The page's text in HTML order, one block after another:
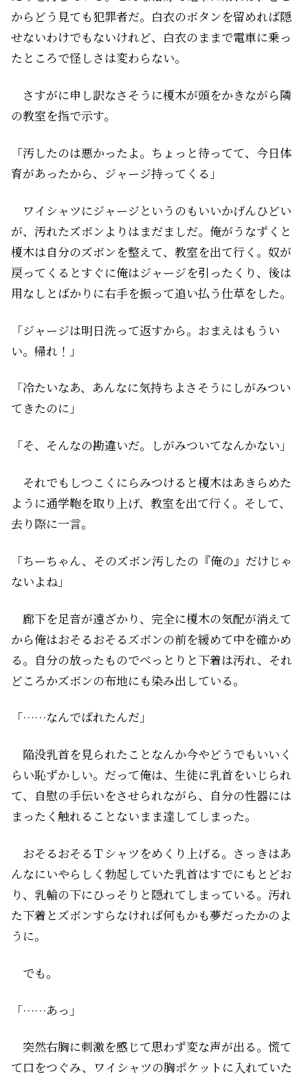
からどう見ても犯罪者だ。白衣のボタンを留めれば隠
せないわけでもないけれど、白衣のままで電車に乗っ
たところで怪しさは変わらない。
さすがに申し訳なさそうに榎木が頭をかきながら隣
の教室を指で示す。
「汚したのは悪かったよ。ちょっと待ってて、今日体
育があったから、ジャージ持ってくる」
ワイシャツにジャージというのもいいかげんひどい
が、汚れたズボンよりはまだましだ。俺がうなずくと
榎木は自分のズボンを整えて、教室を出て行く。奴が
戻ってくるとすぐに俺はジャージを引ったくり、後は
用なしとばかりに右手を振って追い払う仕草をした。
「ジャージは明日洗って返すから。おまえはもうい
い。帰れ！」
「冷たいなあ、あんなに気持ちよさそうにしがみつい
てきたのに」
「そ、そんなの勘違いだ。しがみついてなんかない」
それでもしつこくにらみつけると榎木はあきらめた
ように通学鞄を取り上げ、教室を出て行く。そして、
去り際に一言。
「ちーちゃん、そのズボン汚したの『俺の』だけじゃ
ないよね」
廊下を足音が遠ざかり、完全に榎木の気配が消えて
から俺はおそるおそるズボンの前を緩めて中を確かめ
る。自分の放ったものでべっとりと下着は汚れ、それ
どころかズボンの布地にも染み出している。
「……なんでばれたんだ」
陥没乳首を見られたことなんか今やどうでもいいく
らい恥ずかしい。だって俺は、生徒に乳首をいじられ
て、自慰の手伝いをさせられながら、自分の性器には
まったく触れることないまま達してしまった。
おそるおそるＴシャツをめくり上げる。さっきはあ
んなにいやらしく勃起していた乳首はすでにもとどお
り、乳輪の下にひっそりと隠れてしまっている。汚れ
た下着とズボンすらなければ何もかも夢だったかのよ
うに。
でも――。
「……あっ」
突然右胸に刺激を感じて思わず変な声が出る。慌て
て口をつぐみ、ワイシャツの胸ポケットに入れていた